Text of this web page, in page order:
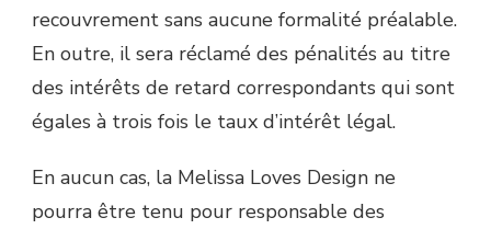
recouvrement sans aucune formalité préalable.
En outre, il sera réclamé des pénalités au titre
des intérêts de retard correspondants qui sont
égales à trois fois le taux d’intérêt légal.
En aucun cas, la Melissa Loves Design ne
pourra être tenu pour responsable des